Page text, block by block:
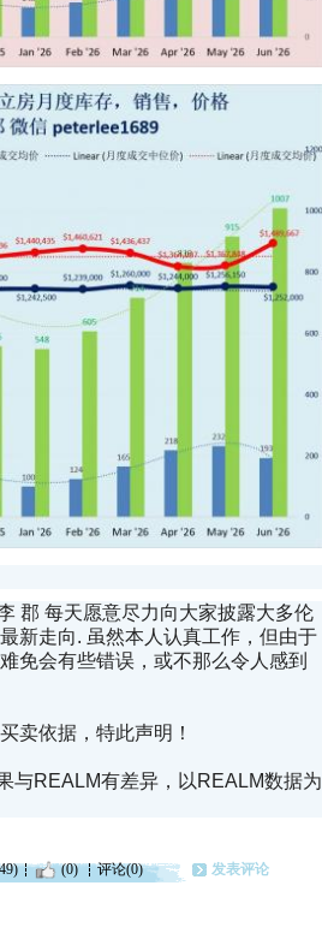
郡 每天愿意尽力向大家披露大多伦
新走向. 虽然本人认真工作，但由于
免会有些错误，或不那么令人感到
卖依据，特此声明！
与REALM有差异，以REALM数据为
(0) 评论(0) 发表评论